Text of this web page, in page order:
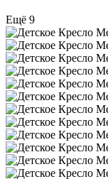
Ещё 9